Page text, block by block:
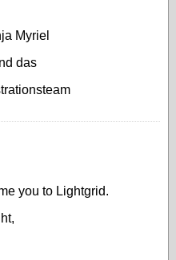
Myriel
das
you to Lightgrid.